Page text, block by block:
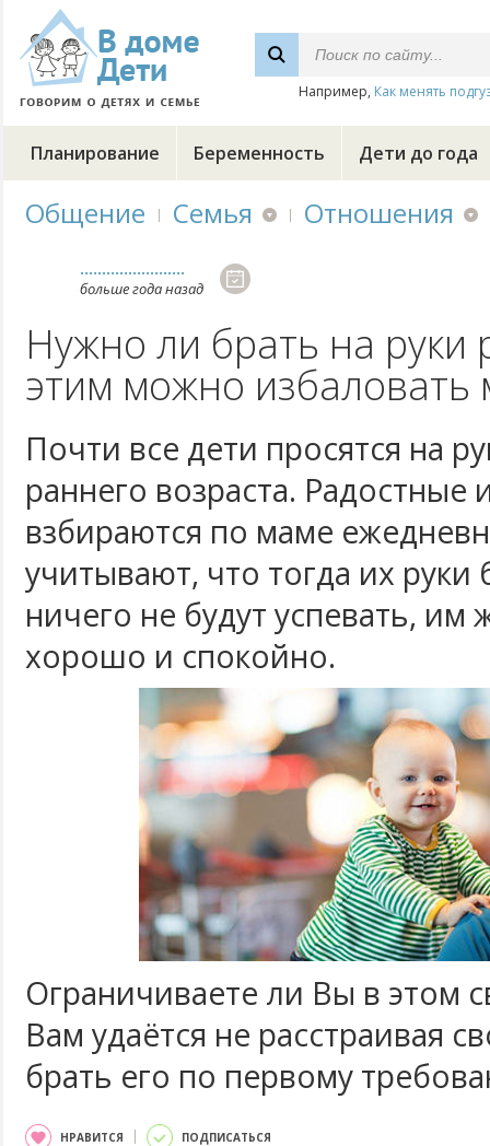
Например, Как менять
Планирование Беременность Дети до года
Общение Семья Отношения
........................
больше года назад
Нужно ли брать на руки
этим можно
Почти все дети просятся на
раннего возраста. Радостные
взбираются по маме
учитывают, что тогда их руки
ничего не будут успевать,
хорошо и спокойно.
Ограничиваете ли Вы в этом
Вам удаётся не расстраивая
брать его по первому
НРАВИТСЯ ПОДПИСАТЬСЯ